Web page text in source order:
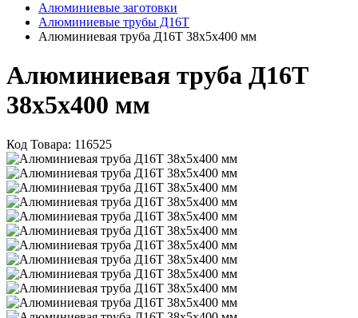
Алюминиевые заготовки
Алюминиевые трубы Д16Т
Алюминиевая труба Д16Т 38х5х400 мм
Алюминиевая труба Д16Т
38х5х400 мм
Код Товара: 116525